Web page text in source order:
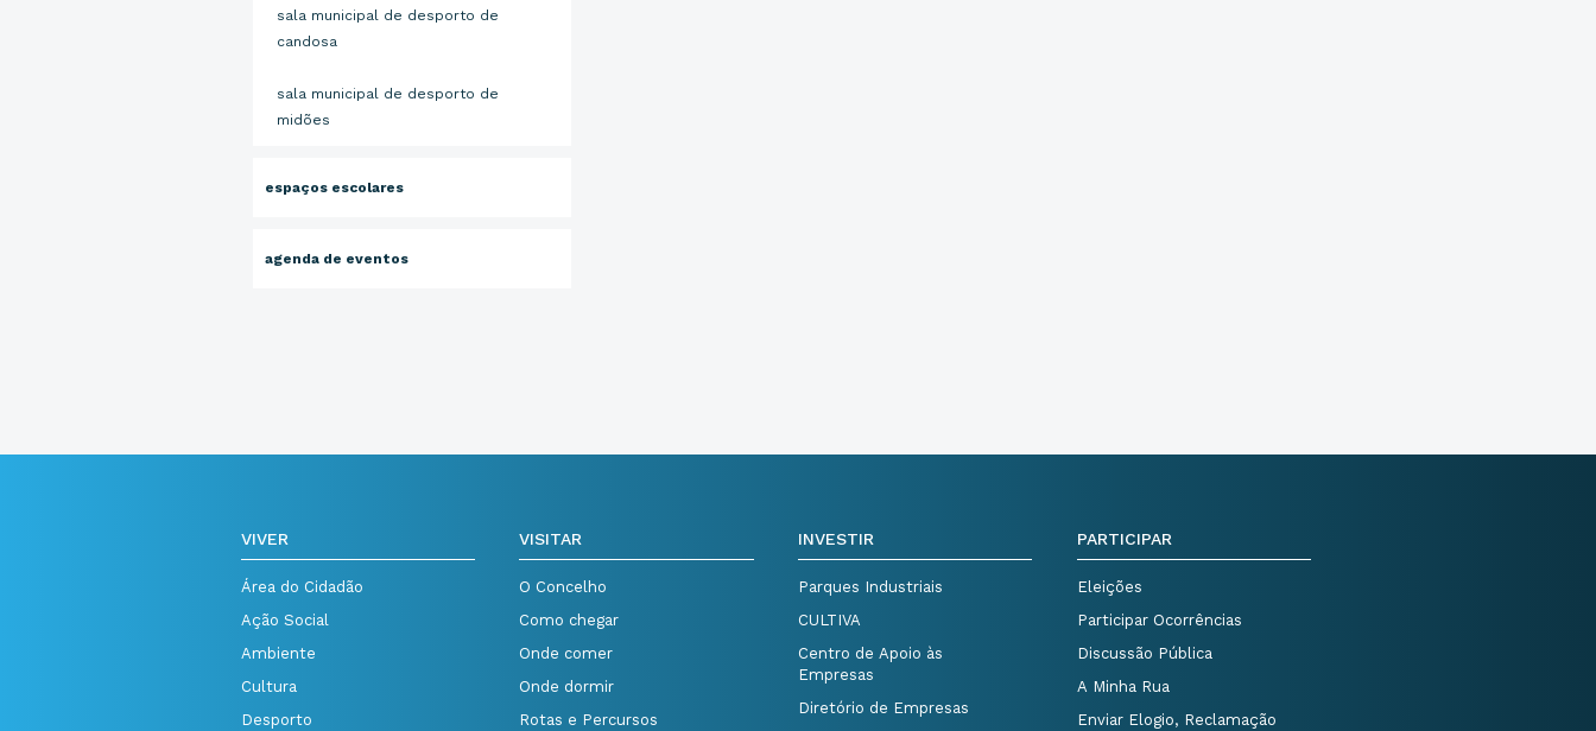
sala municipal de desporto de
candosa
sala municipal de desporto de
midões
espaços escolares
agenda de eventos
VIVER
Área do Cidadão
Ação Social
Ambiente
Cultura
Desporto
VISITAR
O Concelho
Como chegar
Onde comer
Onde dormir
Rotas e Percursos
INVESTIR
Parques Industriais
CULTIVA
Centro de Apoio às
Empresas
Diretório de Empresas
PARTICIPAR
Eleições
Participar Ocorrências
Discussão Pública
A Minha Rua
Enviar Elogio, Reclamação